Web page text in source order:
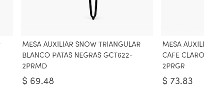
MESA AUXILIAR SNOW TRIANGULAR
BLANCO PATAS NEGRAS GCT622-
2PRMD
$ 69.48
MESA
CAFE
2PRGR
$ 73.83